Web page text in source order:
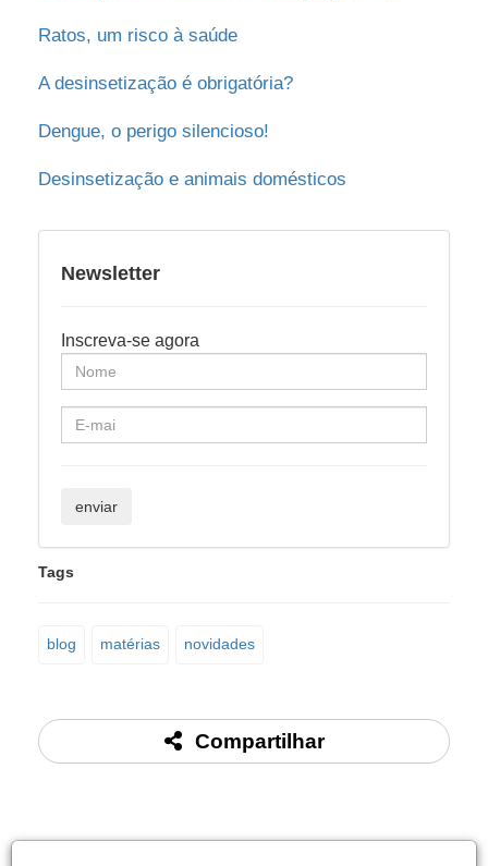
Ratos, um risco à saúde
A desinsetização é obrigatória?
Dengue, o perigo silencioso!
Desinsetização e animais domésticos
Newsletter
Inscreva-se agora
Tags
blog matérias novidades
Compartilhar